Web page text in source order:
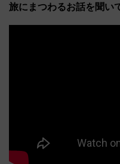
旅にまつわるお話を聞い